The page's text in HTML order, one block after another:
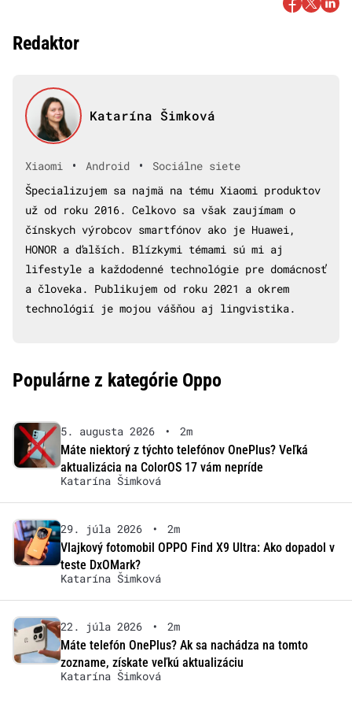
Redaktor
Katarína Šimková
Xiaomi • Android •
Sociálne siete
Špecializujem sa najmä na tému Xiaomi produktov
už od roku 2016. Celkovo sa však zaujímam o
čínskych výrobcov smartfónov ako je Huawei,
HONOR a ďalších. Blízkymi témami sú mi aj
lifestyle a každodenné technológie pre domácnosť
a človeka. Publikujem od roku 2021 a okrem
technológií je mojou vášňou aj lingvistika.
Populárne z kategórie Oppo
5. augusta 2026 •
2m
Máte niektorý z týchto telefónov OnePlus? Veľká
aktualizácia na ColorOS 17 vám nepríde
Katarína Šimková
29. júla 2026 •
2m
Vlajkový fotomobil OPPO Find X9 Ultra: Ako dopadol v
teste DxOMark?
Katarína Šimková
22. júla 2026 •
2m
Máte telefón OnePlus? Ak sa nachádza na tomto
zozname, získate veľkú aktualizáciu
Katarína Šimková